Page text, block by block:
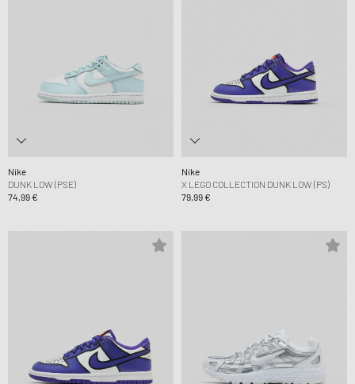
Nike
DUNK LOW (PSE)
74,99 €
Nike
X LEGO COLLECTION DUNK LOW (PS)
79,99 €